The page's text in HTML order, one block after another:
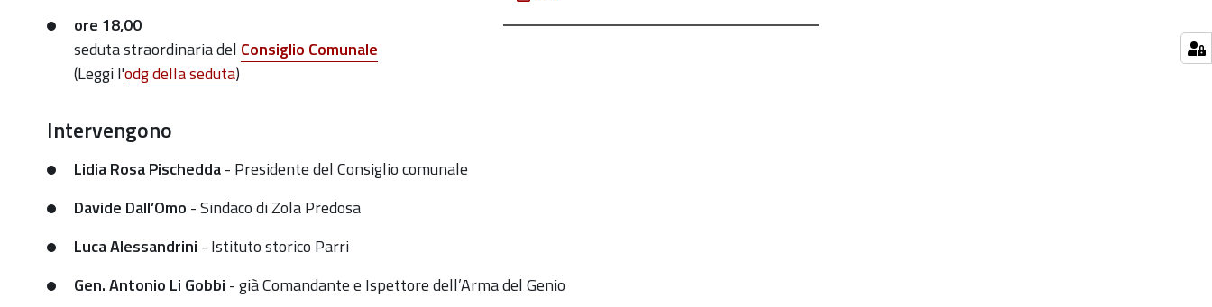
Forze
Armate:
Consiglio
Comunale
Straordinario
2021-
04T00:00:00+01:00
2021-
ore 18,00
seduta straordinariadel Consiglio Comunale
(Leggi l'odg della seduta)
Intervengono
Lidia Rosa Pischedda- Presidente del Consiglio comunale
Davide Dall’Omo - Sindaco di Zola Predosa
Luca Alessandrini - Istituto storico Parri
Gen.Antonio Li Gobbi -già Comandante e Ispettoredell’Arma del Genio